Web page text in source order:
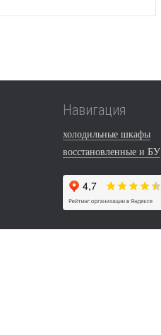
Навигация
холодильные шкафы
восстановленные и БУ